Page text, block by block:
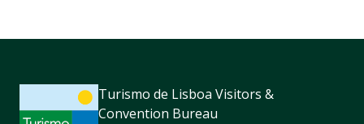
Turismo de Lisboa Visitors &
Convention Bureau